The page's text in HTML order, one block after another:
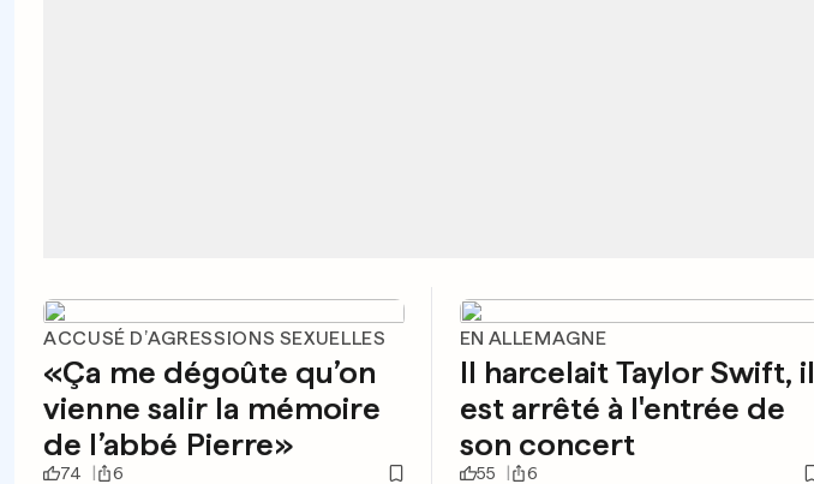
ACCUSÉ D’AGRESSIONS SEXUELLES
«Ça me dégoûte qu’on
vienne salir la mémoire
de l’abbé Pierre»
74 6
EN ALLEMAGNE
Il harcelait Taylor Swift, il
est arrêté à l'entrée de
son concert
55 6